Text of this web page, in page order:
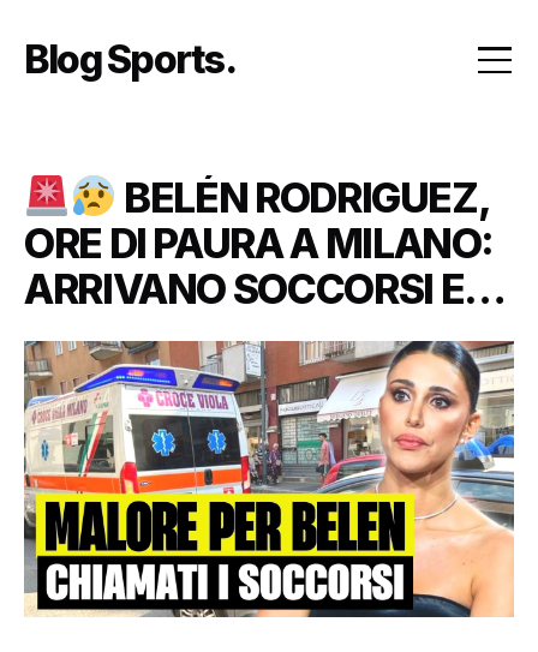
content
Blog Sports
BELÉN RODRIGUEZ,
ORE DI PAURA A MILANO:
ARRIVANO SOCCORSI E
FORZE DELL’ORDINE, FAN
IN ANSIA PER LE SUE
CONDIZIONI